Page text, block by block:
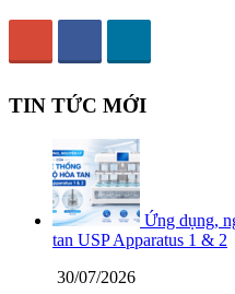
TIN TỨC MỚI
Ứng dụng,
tan USP Apparatus 1 & 2
30/07/2026